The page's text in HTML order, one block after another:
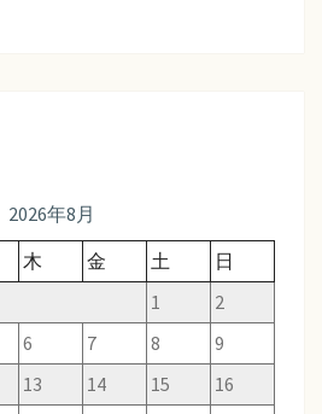
2026年8月
木 金 土
日
1
2
6 7 8
9
13 14 15
16